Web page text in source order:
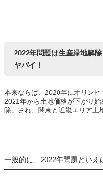
2022年問題は生産緑地解
ヤバイ！
本来ならば、2020年にオリンピ
2021年から土地価格が下がり
除」され、関東と近畿エリア土
一般的に、2022年問題といえ